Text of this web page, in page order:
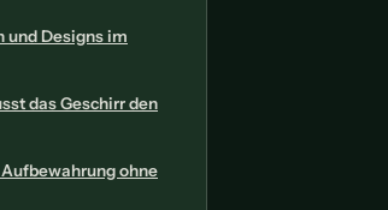
und Designs im
das Geschirr den
ohne